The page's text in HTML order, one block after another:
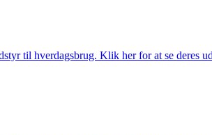
til hverdagsbrug. Klik her for at se deres